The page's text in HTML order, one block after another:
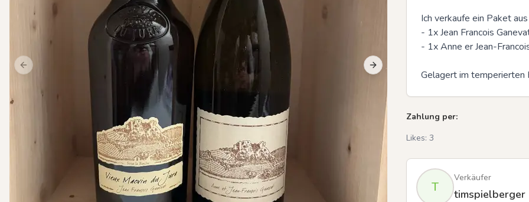
Previous slide Next slide
Previous slide
Ich verkaufe ein Paket
- 1x Jean Francois
- 1x Anne er Jean-
Gelagert im temperierten
Zahlung per:
Likes: 3
T
Verkäufer
timspielberger